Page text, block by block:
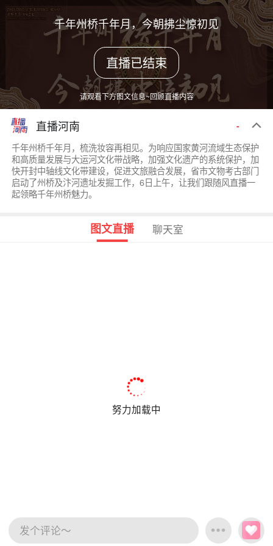
千年州桥千年月，今朝拂尘惊初见
直播已结束
请观看下方图文信息~回顾直播内容
直播河南
-
千年州桥千年月，梳洗妆容再相见。为响应国家黄河流域生态保护
和高质量发展与大运河文化带战略，加强文化遗产的系统保护，加
快开封中轴线文化带建设，促进文旅融合发展，省市文物考古部门
启动了州桥及汴河遗址发掘工作，6日上午，让我们跟随风直播一
起领略千年州桥魅力。
图文直播 聊天室
努力加载中
发个评论～